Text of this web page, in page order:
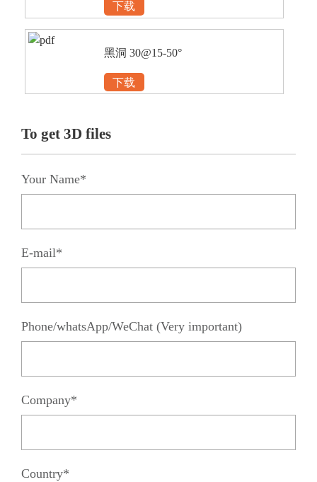
下载
黑洞 30@15-50°
下载
To get 3D files
Your Name*
E-mail*
Phone/whatsApp/WeChat (Very important)
Company*
Country*